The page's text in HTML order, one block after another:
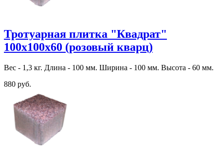
Тротуарная плитка "Квадрат"
100х100х60 (розовый кварц)
Вес - 1,3 кг. Длина - 100 мм. Ширина - 100 мм. Высота - 60 мм.
880 руб.